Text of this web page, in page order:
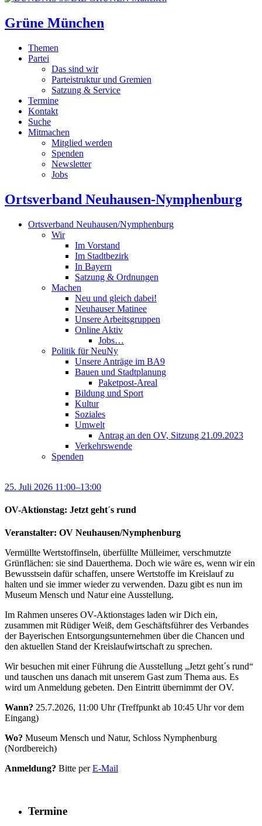
Grüne München
Themen
Partei
Das sind wir
Parteistruktur und Gremien
Satzung & Service
Termine
Kontakt
Suche
Mitmachen
Mitglied werden
Spenden
Newsletter
Jobs
Ortsverband Neuhausen-Nymphenburg
Ortsverband Neuhausen/Nymphenburg
Wir
Im Vorstand
Im Stadtbezirk
In Bayern
Satzung & Ordnungen
Machen
Neu und gleich dabei!
Neuhauser Matinee
Unsere Arbeitsgruppen
Online Aktiv
Jobs…
Politik für NeuNy
Unsere Anträge im BA9
Bauen und Stadtplanung
Paketpost-Areal
Bildung und Sport
Kultur
Soziales
Umwelt
Antrag an den OV, Sitzung 21.09.2023
Verkehrswende
Spenden
25. Juli 2026 11:00–13:00
OV-Aktionstag: Jetzt geht´s rund
Veranstalter: OV Neuhausen/Nymphenburg
Vermüllte Wertstoffinseln, überfüllte Mülleimer, verschmutzte
Grünflächen: sie sind Dauerthema. Doch wie wäre es, wenn wir ein
Bewusstsein dafür schaffen, unsere Wertstoffe im Kreislauf zu
halten und sie immer wieder zu verwenden. Dazu gibt es nun im
Museum Mensch und Natur eine Ausstellung.
Im Rahmen unseres OV-Aktionstages laden wir Dich ein,
zusammen mit Rüdiger Weiß, dem Geschäftsführer des Verbandes
der Bayerischen Entsorgungsunternehmen über die Chancen und
den aktuellen Stand der Kreislaufwirtschaft zu sprechen.
Wir besuchen mit einer Führung die Ausstellung „Jetzt geht´s rund“
und tauschen uns danach mit unserem Gast zum Thema aus. Es
wird um Anmeldung gebeten. Den Eintritt übernimmt der OV.
Wann? 25.7.2026, 11:00 Uhr (Treffpunkt ab 10:45 Uhr vor dem
Eingang)
Wo? Museum Mensch und Natur, Schloss Nymphenburg
(Nordbereich)
Anmeldung? Bitte perE-Mail
Termine